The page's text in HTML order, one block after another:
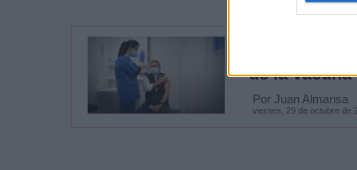
Más de
de la vacuna
Por Juan Almansa
viernes, 29 de octubre de